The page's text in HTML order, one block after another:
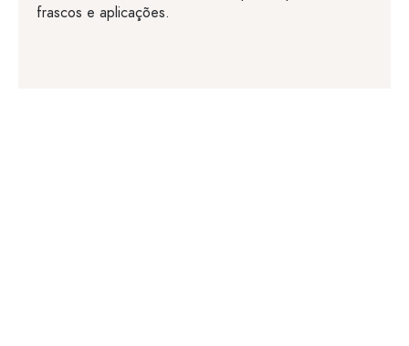
frascos e aplicações.